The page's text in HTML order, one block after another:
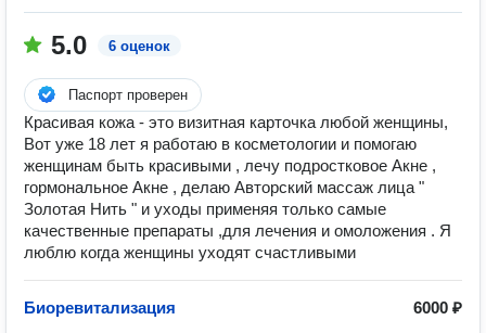
5.0 6 оценок
Паспорт проверен
Красивая кожа - это визитная карточка любой женщины,
Вот уже 18 лет я работаю в косметологии и помогаю
женщинам быть красивыми , лечу подростковое Акне ,
гормональное Акне , делаю Авторский массаж лица "
Золотая Нить " и уходы применяя только самые
качественные препараты ,для лечения и омоложения . Я
люблю когда женщины уходят счастливыми
Биоревитализация 6000 ₽